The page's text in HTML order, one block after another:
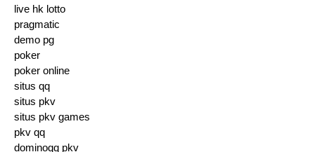
live hk lotto
pragmatic
demo pg
poker
poker online
situs qq
situs pkv
situs pkv games
pkv qq
dominoqq pkv